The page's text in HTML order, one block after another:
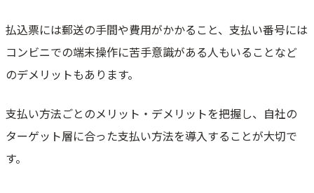
払込票には郵送の手間や費用がかかること、支払い番号には
コンビニでの端末操作に苦手意識がある人もいることなど
のデメリットもあります。
支払い方法ごとのメリット・デメリットを把握し、自社の
ターゲット層に合った支払い方法を導入することが大切で
す。